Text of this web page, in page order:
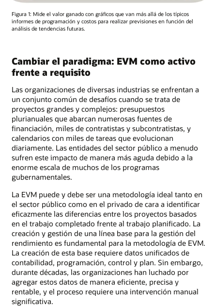
Figura 1: Mide el valor ganado con gráficos que van más allá de los típicos
informes de programación y costos para realizar previsiones en función del
análisis de tendencias futuras.
Cambiar el paradigma: EVM como activo
frente a requisito
Las organizaciones de diversas industrias se enfrentan a
un conjunto común de desafíos cuando se trata de
proyectos grandes y complejos: presupuestos
plurianuales que abarcan numerosas fuentes de
financiación, miles de contratistas y subcontratistas, y
calendarios con miles de tareas que evolucionan
diariamente. Las entidades del sector público a menudo
sufren este impacto de manera más aguda debido a la
enorme escala de muchos de los programas
gubernamentales.
La EVM puede y debe ser una metodología ideal tanto en
el sector público como en el privado de cara a identificar
eficazmente las diferencias entre los proyectos basados
en el trabajo completado frente al trabajo planificado. La
creación y gestión de una línea base para la gestión del
rendimiento es fundamental para la metodología de EVM.
La creación de esta base requiere datos unificados de
contabilidad, programación, control y plan. Sin embargo,
durante décadas, las organizaciones han luchado por
agregar estos datos de manera eficiente, precisa y
rentable, y el proceso requiere una intervención manual
significativa.